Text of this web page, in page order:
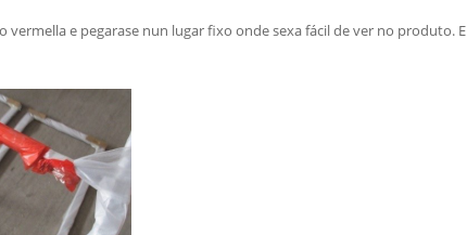
e pegarase nun lugar fixo onde sexa fácil de ver no produto. E